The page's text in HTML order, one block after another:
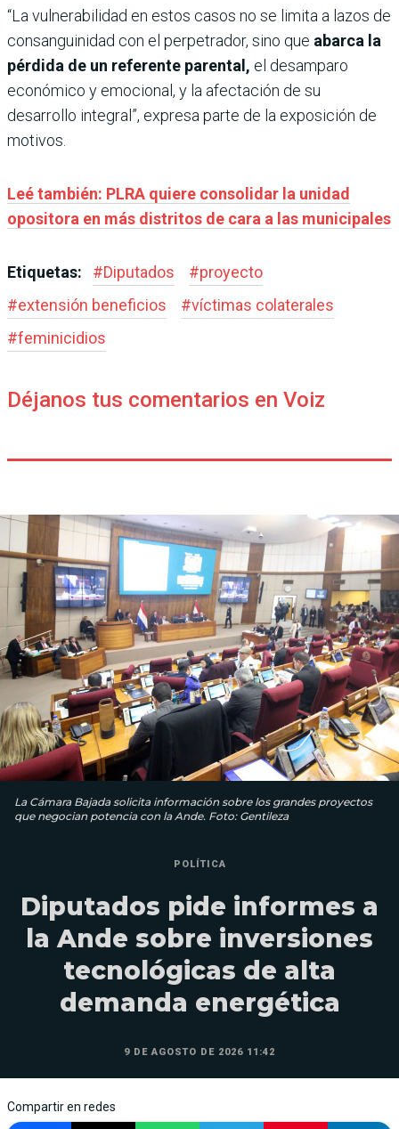
“La vulnerabilidad en estos casos no se limita a lazos de
consanguinidad con el perpetrador, sino que abarca la
pérdida de un referente parental, el desamparo
económico y emocional, y la afectación de su
desarrollo integral”, expresa parte de la exposición de
motivos.
Leé también: PLRA quiere consolidar la unidad
opositora en más distritos de cara a las municipales
Etiquetas: #Diputados #proyecto
#extensión beneficios #víctimas colaterales
#feminicidios
Déjanos tus comentarios en Voiz
La Cámara Bajada solicita información sobre los grandes proyectos
que negocian potencia con la Ande. Foto: Gentileza
POLÍTICA
Diputados pide informes a
la Ande sobre inversiones
tecnológicas de alta
demanda energética
9 DE AGOSTO DE 2026 11:42
Compartir en redes